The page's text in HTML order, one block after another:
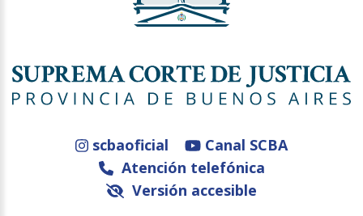
scbaoficial
Canal SCBA
Atención telefónica
Versión accesible